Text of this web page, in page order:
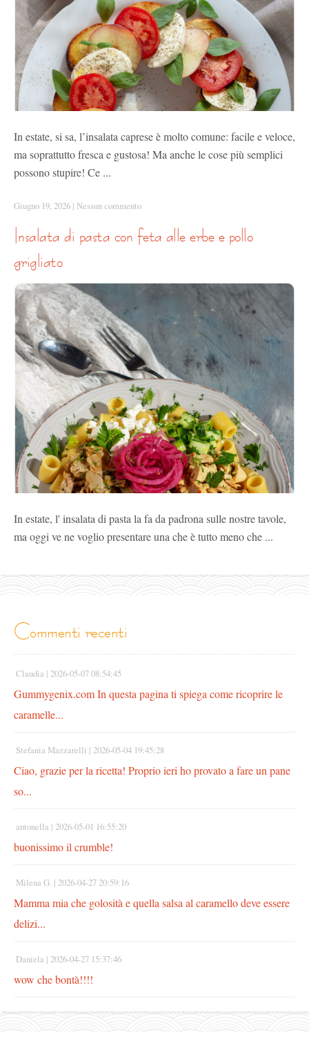
In estate, si sa, l’insalata caprese è molto comune: facile e veloce,
ma soprattutto fresca e gustosa! Ma anche le cose più semplici
possono stupire! Ce ...
Giugno 19, 2026 | Nessun commento
grigliato
In estate, l' insalata di pasta la fa da padrona sulle nostre tavole,
ma oggi ve ne voglio presentare una che è tutto meno che ...
commenti recenti
Claudia | 2026-05-07 08:54:45
Gummygenix.com In questa pagina ti spiega come ricoprire le
caramelle...
Stefania Mazzarelli | 2026-05-04 19:45:28
Ciao, grazie per la ricetta! Proprio ieri ho provato a fare un pane
so...
antonella | 2026-05-01 16:55:20
buonissimo il crumble!
Milena G. | 2026-04-27 20:59:16
Mamma mia che golosità e quella salsa al caramello deve essere
delizi...
Daniela | 2026-04-27 15:37:46
wow che bontà!!!!